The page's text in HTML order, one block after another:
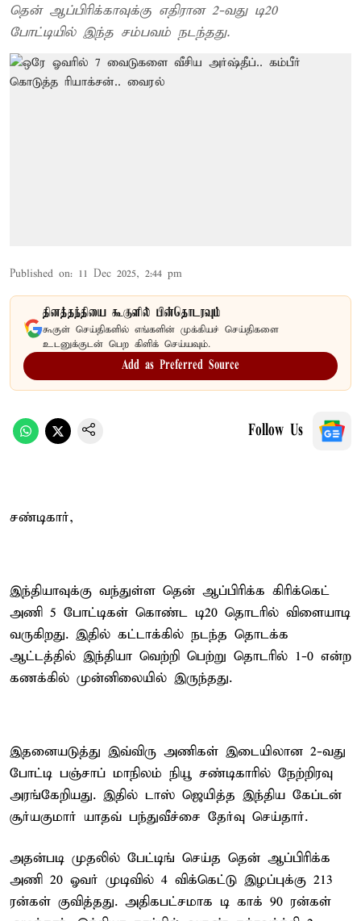
தென் ஆப்பிரிக்காவுக்கு எதிரான 2-வது டி20
போட்டியில் இந்த சம்பவம் நடந்தது.
Published on: 11 Dec 2025, 2:44 pm
தினத்தந்தியை கூகுளில் பின்தொடரவும்
கூகுள் செய்திகளில் எங்களின் முக்கியச் செய்திகளை
உடனுக்குடன் பெற கிளிக் செய்யவும்.
Add as Preferred Source
Follow Us
சண்டிகார்,
இந்தியாவுக்கு வந்துள்ள தென் ஆப்பிரிக்க கிரிக்கெட்
அணி 5 போட்டிகள் கொண்ட டி20 தொடரில் விளையாடி
வருகிறது. இதில் கட்டாக்கில் நடந்த தொடக்க
ஆட்டத்தில் இந்தியா வெற்றி பெற்று தொடரில் 1-0 என்ற
கணக்கில் முன்னிலையில் இருந்தது.
இதனையடுத்து இவ்விரு அணிகள் இடையிலான 2-வது
போட்டி பஞ்சாப் மாநிலம் நியூ சண்டிகாரில் நேற்றிரவு
அரங்கேறியது. இதில் டாஸ் ஜெயித்த இந்திய கேப்டன்
சூர்யகுமார் யாதவ் பந்துவீச்சை தேர்வு செய்தார்.
அதன்படி முதலில் பேட்டிங் செய்த தென் ஆப்பிரிக்க
அணி 20 ஓவர் முடிவில் 4 விக்கெட்டு இழப்புக்கு 213
ரன்கள் குவித்தது. அதிகபட்சமாக டி காக் 90 ரன்கள்